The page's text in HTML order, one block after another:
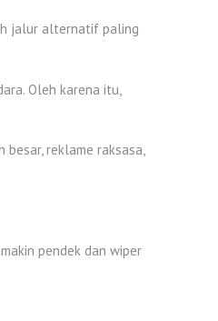
jalur alternatif paling
Oleh karena itu,
reklame raksasa,
pendek dan wiper